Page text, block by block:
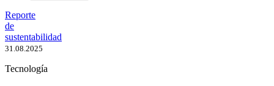
Reporte
de
sustentabilidad
31.08.2025
Tecnología